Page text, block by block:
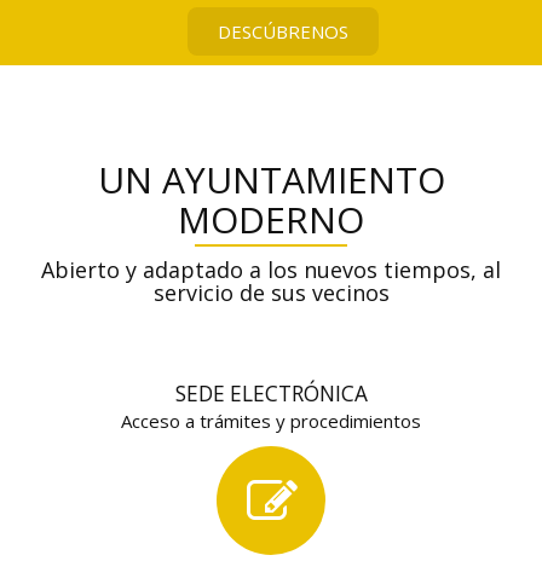
DESCÚBRENOS
UN AYUNTAMIENTO
MODERNO
Abierto y adaptado a los nuevos tiempos, al
servicio de sus vecinos
SEDE ELECTRÓNICA
Acceso a trámites y procedimientos